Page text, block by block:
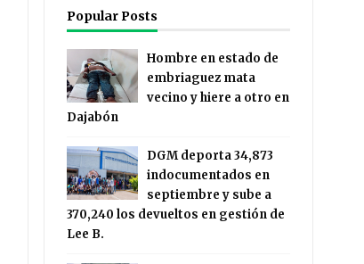
Popular Posts
Hombre en estado de
embriaguez mata
vecino y hiere a otro en
Dajabón
DGM deporta 34,873
indocumentados en
septiembre y sube a
370,240 los devueltos en gestión de
Lee B.